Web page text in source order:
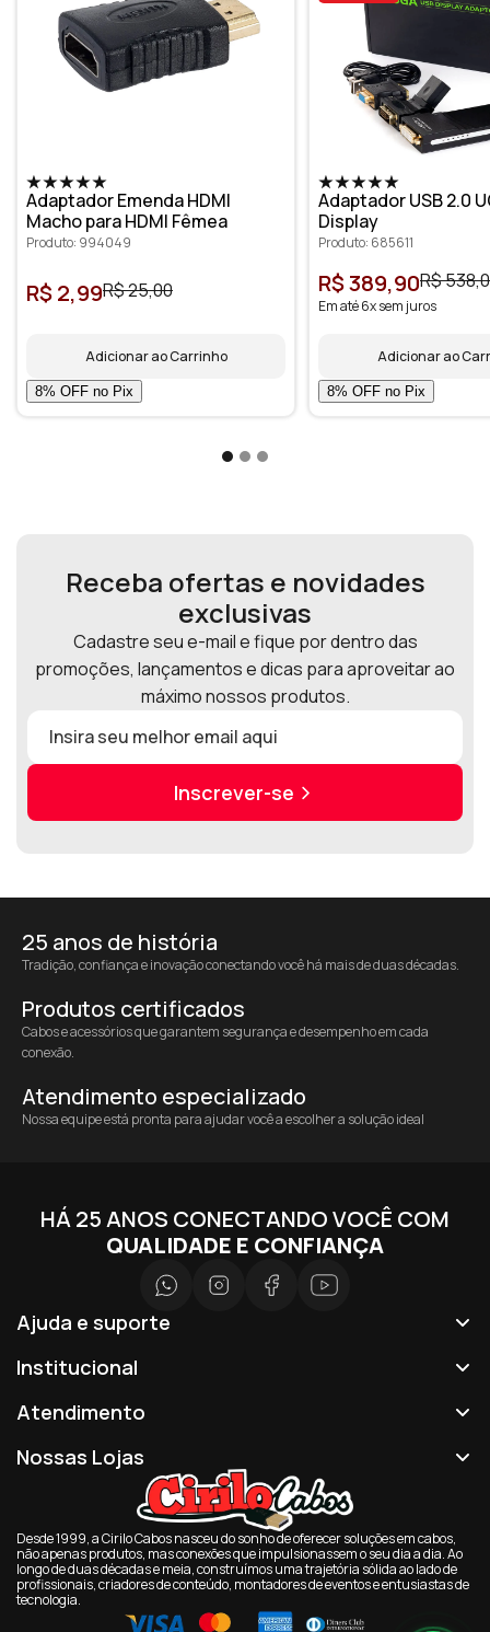
Adaptador Emenda HDMI
Macho para HDMI Fêmea
Produto: 994049
R$ 2,99R$ 25,00
Adicionar ao Carrinho
Adaptador USB 2.0
Display
Produto: 685611
R$ 389,90R$
Em até 6x sem juros
Adicionar ao
Receba ofertas e novidades
exclusivas
Cadastre seu e-mail e fique por dentro das
promoções, lançamentos e dicas para aproveitar ao
máximo nossos produtos.
Inscrever-se
25 anos de história
Tradição, confiança e inovação conectando você há mais de duas décadas.
Produtos certificados
Cabos e acessórios que garantem segurança e desempenho em cada
conexão.
Atendimento especializado
Nossa equipe está pronta para ajudar você a escolher a solução ideal
HÁ 25 ANOS CONECTANDO VOCÊ COM
QUALIDADE E CONFIANÇA
Ajuda e suporte
Institucional
Atendimento
Nossas Lojas
Desde 1999, a Cirilo Cabos nasceu do sonho de oferecer soluções em cabos,
não apenas produtos, mas conexões que impulsionassem o seu dia a dia. Ao
longo de duas décadas e meia, construímos uma trajetória sólida ao lado de
profissionais, criadores de conteúdo, montadores de eventos e entusiastas de
tecnologia.